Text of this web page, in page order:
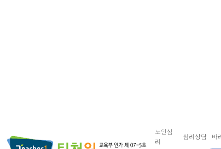
노인심
리
심리상담 바